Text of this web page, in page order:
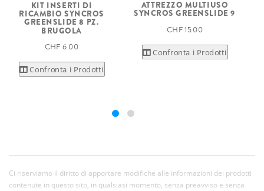
KIT INSERTI DI
RICAMBIO SYNCROS
GREENSLIDE 8 PZ.
BRUGOLA
CHF 6.00
Confronta i Prodotti
ATTREZZO MULTIUSO
SYNCROS GREENSLIDE 9
CHF 15.00
Confronta i Prodotti
Ci riserviamo il diritto di apportare modifiche alle informazioni dei prodotti
contenute in questo sito, in qualsiasi momento, senza preavviso e senza